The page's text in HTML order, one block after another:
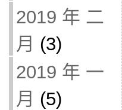
2019 年 二
月 (3)
2019 年 一
月 (5)